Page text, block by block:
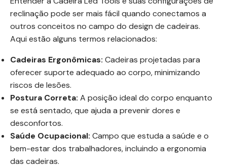
reclinação pode ser mais fácil quando conectamos a
outros conceitos no campo do design de cadeiras.
Aqui estão alguns termos relacionados:
Cadeiras Ergonômicas: Cadeiras projetadas para
oferecer suporte adequado ao corpo, minimizando
riscos de lesões.
Postura Correta: A posição ideal do corpo enquanto
se está sentado, que ajuda a prevenir dores e
desconfortos.
Saúde Ocupacional: Campo que estuda a saúde e o
bem-estar dos trabalhadores, incluindo a ergonomia
das cadeiras.